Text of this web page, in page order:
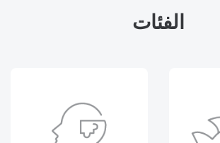
الفئات